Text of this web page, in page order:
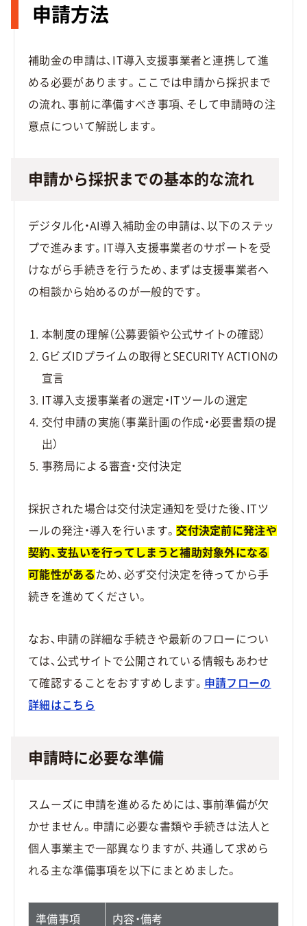
申請方法
補助金の申請は、IT導入支援事業者と連携して進
める必要があります。ここでは申請から採択まで
の流れ、事前に準備すべき事項、そして申請時の注
意点について解説します。
申請から採択までの基本的な流れ
デジタル化・AI導入補助金の申請は、以下のステッ
プで進みます。IT導入支援事業者のサポートを受
けながら手続きを行うため、まずは支援事業者へ
の相談から始めるのが一般的です。
本制度の理解（公募要領や公式サイトの確認）
GビズIDプライムの取得とSECURITY ACTIONの
宣言
IT導入支援事業者の選定・ITツールの選定
交付申請の実施（事業計画の作成・必要書類の提
出）
事務局による審査・交付決定
採択された場合は交付決定通知を受けた後、ITツ
ールの発注・導入を行います。 交付決定前に発注や
契約、支払いを行ってしまうと補助対象外になる
可能性があるため、必ず交付決定を待ってから手
続きを進めてください。
なお、申請の詳細な手続きや最新のフローについ
ては、公式サイトで公開されている情報もあわせ
て確認することをおすすめします。 申請フローの
詳細はこちら
申請時に必要な準備
スムーズに申請を進めるためには、事前準備が欠
かせません。申請に必要な書類や手続きは法人と
個人事業主で一部異なりますが、共通して求めら
れる主な準備事項を以下にまとめました。
準備事項 内容・備考